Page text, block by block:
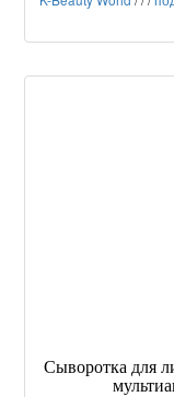
Сыворотка для